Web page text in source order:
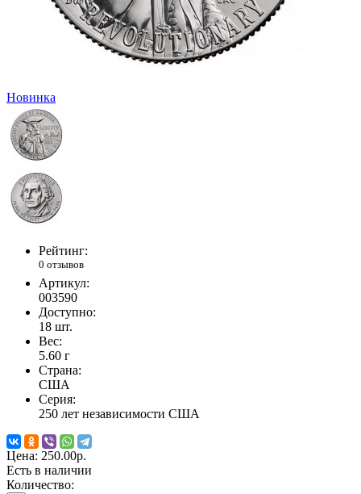
Новинка
Рейтинг:
0 отзывов
Артикул:
003590
Доступно:
18 шт.
Вес:
5.60 г
Страна:
США
Серия:
250 лет независимости США
Цена: 250.00р.
Есть в наличии
Количество: